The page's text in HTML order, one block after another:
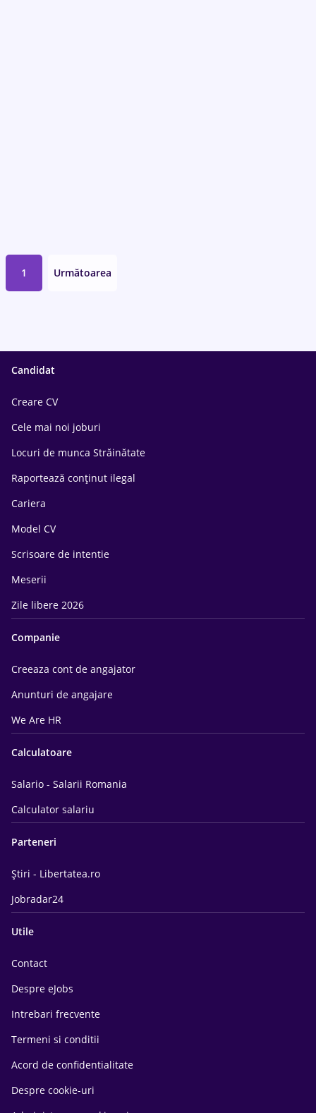
1 Următoarea
Candidat
Creare CV
Cele mai noi joburi
Locuri de munca Străinătate
Raportează conținut ilegal
Cariera
Model CV
Scrisoare de intentie
Meserii
Zile libere 2026
Companie
Creeaza cont de angajator
Anunturi de angajare
We Are HR
Calculatoare
Salario - Salarii Romania
Calculator salariu
Parteneri
Știri - Libertatea.ro
Jobradar24
Utile
Contact
Despre eJobs
Intrebari frecvente
Termeni si conditii
Acord de confidentialitate
Despre cookie-uri